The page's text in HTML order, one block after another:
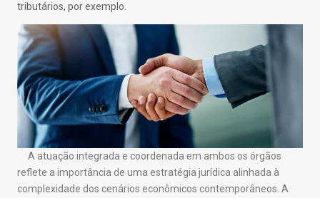
tributários, por exemplo.
A atuação integrada e coordenada em ambos os órgãos
reflete a importância de uma estratégia jurídica alinhada à
complexidade dos cenários econômicos contemporâneos. A